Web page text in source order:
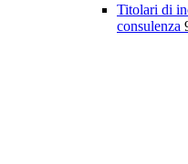
Titolari di
consulenza